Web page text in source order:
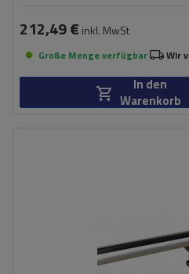
212,49 € inkl. MwSt
Große Menge verfügbar Wir
In den
Warenkorb